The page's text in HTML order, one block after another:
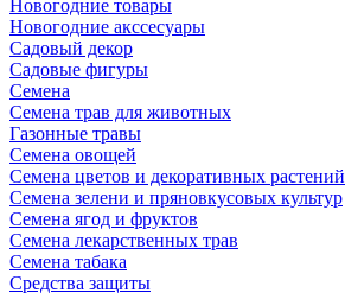
Новогодние товары
Новогодние акссесуары
Садовый декор
Садовые фигуры
Семена
Семена трав для животных
Газонные травы
Семена овощей
Семена цветов и декоративных растений
Семена зелени и пряновкусовых культур
Семена ягод и фруктов
Семена лекарственных трав
Семена табака
Средства защиты